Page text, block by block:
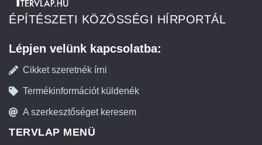
ÉPÍTÉSZETI KÖZÖSSÉGI HÍRPORTÁL
Lépjen velünk kapcsolatba:
Cikket szeretnék írni
Termékinformációt küldenék
A szerkesztőséget keresem
TERVLAP MENÜ